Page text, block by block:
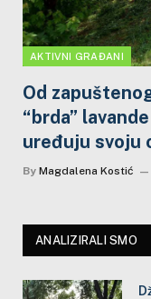
AKTIVNI GRAĐANI
Od
“brda”
uređuju svoju
By Magdalena Kostić
ANALIZIRALI SMO